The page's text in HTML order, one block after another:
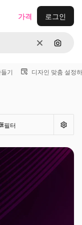
지우기이미지
가격 로그인
기 디자인 맞춤 설정
필터